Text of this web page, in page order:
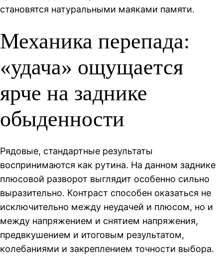
становятся натуральными маяками памяти.
Механика перепада:
«удача» ощущается
ярче на заднике
обыденности
Рядовые, стандартные результаты
воспринимаются как рутина. На данном заднике
плюсовой разворот выглядит особенно сильно
выразительно. Контраст способен оказаться не
исключительно между неудачей и плюсом, но и
между напряжением и снятием напряжения,
предвкушением и итоговым результатом,
колебаниями и закреплением точности выбора.